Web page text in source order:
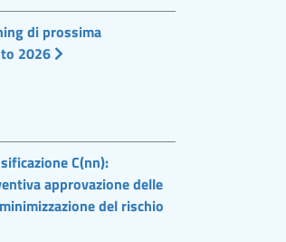
di prossima
2026
C(nn):
approvazione delle
del rischio